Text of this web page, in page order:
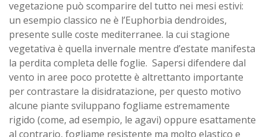
vegetazione può scomparire del tutto nei mesi estivi:
un esempio classico ne è l’Euphorbia dendroides,
presente sulle coste mediterranee. la cui stagione
vegetativa è quella invernale mentre d’estate manifesta
la perdita completa delle foglie. Sapersi difendere dal
vento in aree poco protette è altrettanto importante
per contrastare la disidratazione, per questo motivo
alcune piante sviluppano fogliame estremamente
rigido (come, ad esempio, le agavi) oppure esattamente
al contrario, fogliame resistente ma molto elastico e